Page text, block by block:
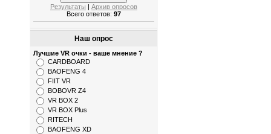
Результаты
Архив опросов
Всего ответов: 97
Наш опрос
Лучшие VR очки - ваше мнение ?
CARDBOARD
BAOFENG 4
FIIT VR
BOBOVR Z4
VR BOX 2
VR BOX Plus
RITECH
BAOFENG XD